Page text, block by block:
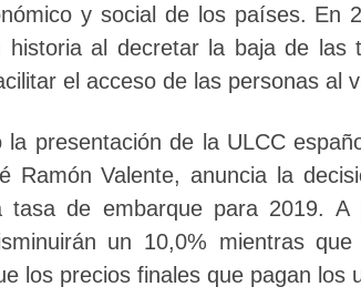
y social de los países. En
historia al decretar la baja de las
el acceso de las personas al
la presentación de la ULCC
Ramón Valente, anuncia la
tasa de embarque para 2019.
un 10,0% mientras
los precios finales que pagan los